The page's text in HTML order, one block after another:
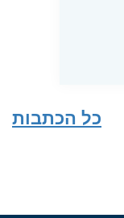
כל הכתבות